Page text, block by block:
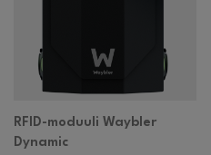
RFID-moduuli Waybler
Dynamic